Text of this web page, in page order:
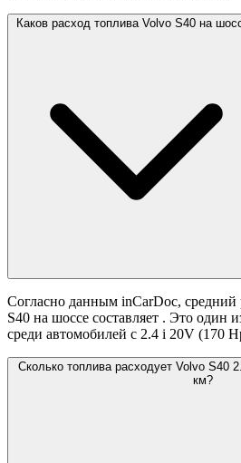
Каков расход топлива Volvo S40 на
Согласно данным inCarDoc, средний
S40 на шоссе составляет . Это один
среди автомобилей с 2.4 i 20V (170
Сколько топлива расходует Volvo S40
км?